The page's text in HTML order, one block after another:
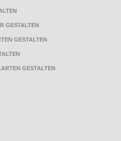
GESTALTEN
GESTALTEN
GESTALTEN